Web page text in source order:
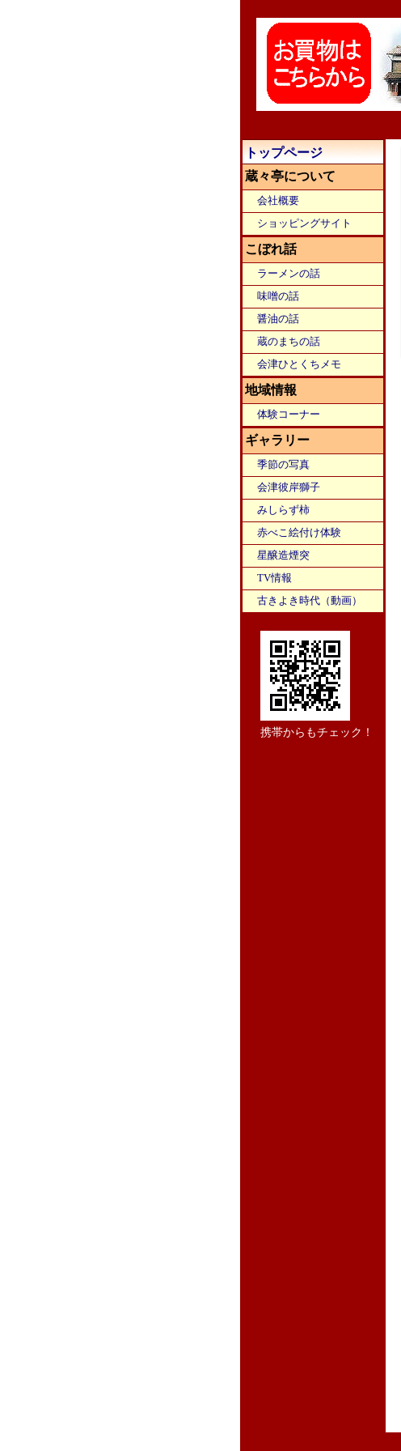
トップページ
蔵々亭について
会社概要
ショッピングサイト
こぼれ話
ラーメンの話
味噌の話
醤油の話
蔵のまちの話
会津ひとくちメモ
地域情報
体験コーナー
ギャラリー
季節の写真
会津彼岸獅子
みしらず柿
赤べこ絵付け体験
星醸造煙突
TV情報
古きよき時代（動画）
携帯からもチェック！